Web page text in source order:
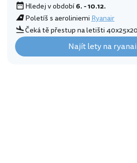
Hledej v období6. - 10.12.
Poletíš s aeroliniemi Ryanair
Čeká tě přestup na letišti
Najít lety na